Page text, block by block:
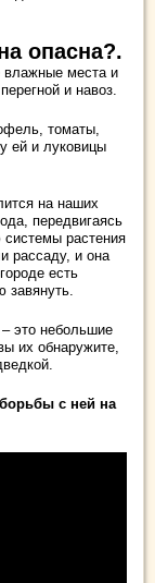
опасна?.
влажные места и
и навоз.
томаты,
ей и луковицы
на наших
передвигаясь
растения
рассаду, и она
есть
завянуть.
– это небольшие
их обнаружите,
с ней на